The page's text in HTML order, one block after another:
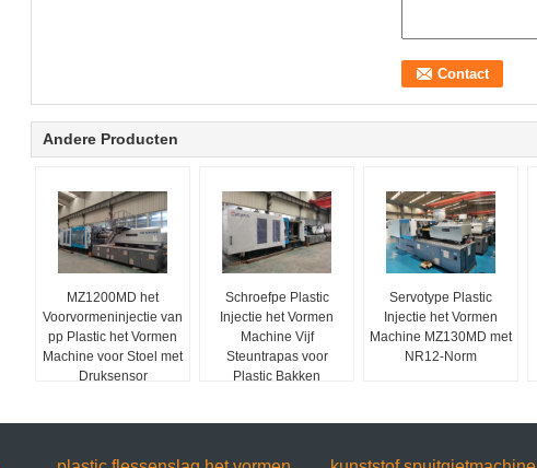
Andere Producten
MZ1200MD het
Voorvormeninjectie van
pp Plastic het Vormen
Machine voor Stoel met
Druksensor
Schroefpe Plastic
Injectie het Vormen
Machine Vijf
Steuntrapas voor
Plastic Bakken
Servotype Plastic
Injectie het Vormen
Machine MZ130MD met
NR12-Norm